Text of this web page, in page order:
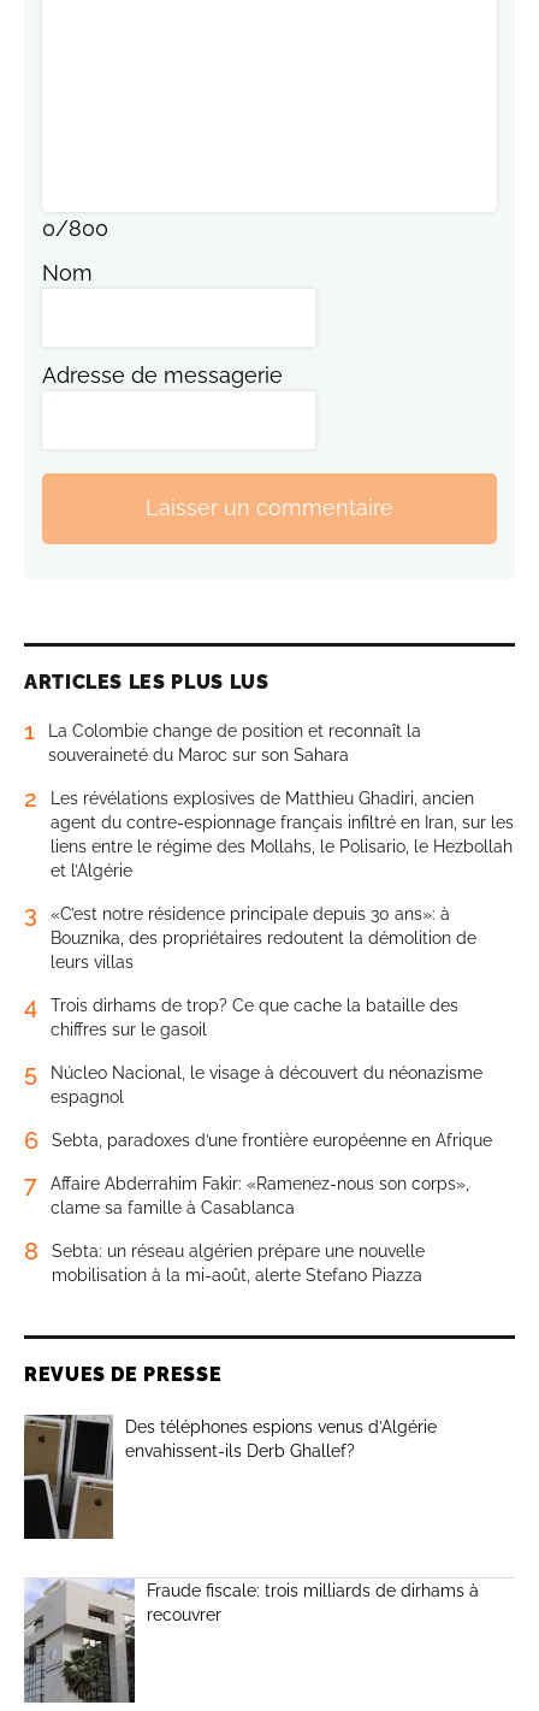
0/800
Nom
Adresse de messagerie
Laisser un commentaire
ARTICLES LES PLUS LUS
1
La Colombie change de position et reconnaît la
souveraineté du Maroc sur son Sahara
2
Les révélations explosives de Matthieu Ghadiri, ancien
agent du contre-espionnage français infiltré en Iran, sur les
liens entre le régime des Mollahs, le Polisario, le Hezbollah
et l’Algérie
3
«C’est notre résidence principale depuis 30 ans»: à
Bouznika, des propriétaires redoutent la démolition de
leurs villas
4
Trois dirhams de trop? Ce que cache la bataille des
chiffres sur le gasoil
5
Núcleo Nacional, le visage à découvert du néonazisme
espagnol
6 Sebta, paradoxes d’une frontière européenne en Afrique
7
Affaire Abderrahim Fakir: «Ramenez-nous son corps»,
clame sa famille à Casablanca
8
Sebta: un réseau algérien prépare une nouvelle
mobilisation à la mi-août, alerte Stefano Piazza
REVUES DE PRESSE
Des téléphones espions venus d’Algérie
envahissent-ils Derb Ghallef?
Fraude fiscale: trois milliards de dirhams à
recouvrer